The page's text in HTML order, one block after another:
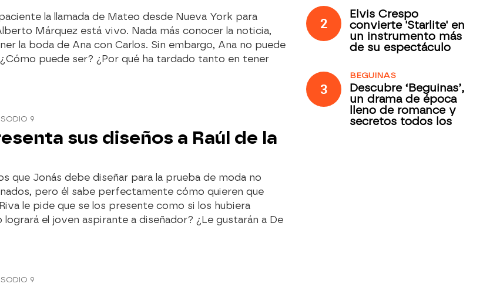
la llamada de Mateo desde Nueva York para
Márquez está vivo. Nada más conocer la noticia,
la boda de Ana con Carlos. Sin embargo, Ana no puede
puede ser? ¿Por qué ha tardado tanto en tener
9
sus diseños a Raúl de la
que Jonás debe diseñar para la prueba de moda no
pero él sabe perfectamente cómo quieren que
Riva le pide que se los presente como si los hubiera
logrará el joven aspirante a diseñador? ¿Le gustarán a De
9
2
Elvis Crespo
convierte 'Starlite' en
un instrumento más
de su espectáculo
3
BEGUINAS
Descubre ‘Beguinas’,
un drama de época
lleno de romance y
secretos todos los